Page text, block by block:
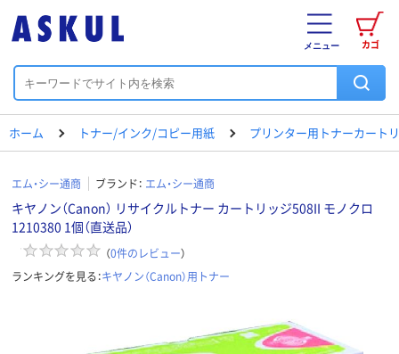
カゴ
メニュー
ホーム トナー/インク/コピー用紙 プリンター用トナーカート
エム・シー通商 ブランド： エム・シー通商
キヤノン（Canon） リサイクルトナー カートリッジ508II モノクロ
1210380 1個（直送品）
（0件のレビュー）
ランキングを見る：キヤノン（Canon）用トナー